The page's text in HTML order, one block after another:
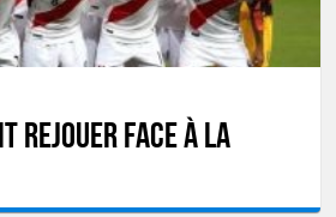
rejouer face à la